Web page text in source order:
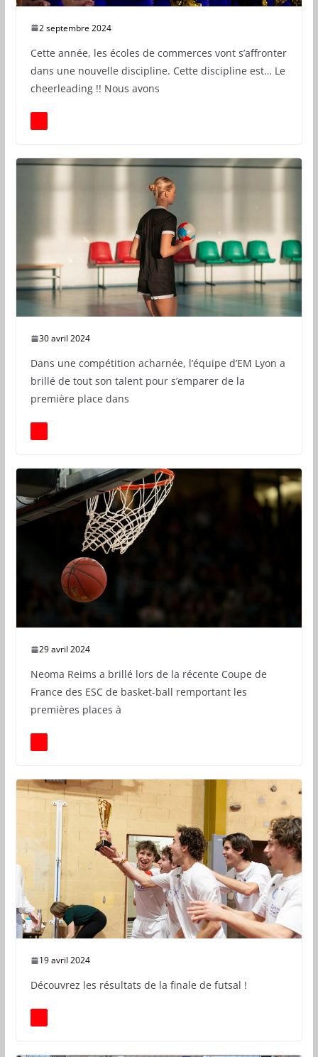
2 septembre 2024
Cette année, les écoles de commerces vont s’affronter
dans une nouvelle discipline. Cette discipline est… Le
cheerleading !! Nous avons
30 avril 2024
Dans une compétition acharnée, l’équipe d’EM Lyon a
brillé de tout son talent pour s’emparer de la
première place dans
29 avril 2024
Neoma Reims a brillé lors de la récente Coupe de
France des ESC de basket-ball remportant les
premières places à
19 avril 2024
Découvrez les résultats de la finale de futsal !